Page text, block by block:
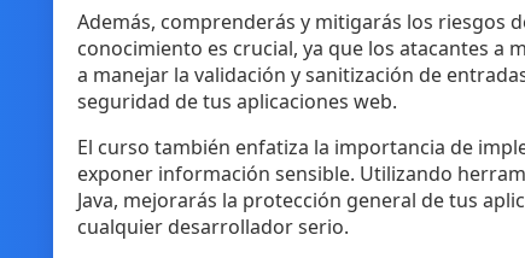
Además, comprenderás y mitigarás los riesgos
conocimiento es crucial, ya que los atacantes a
a manejar la validación y sanitización de
seguridad de tus aplicaciones web.
El curso también enfatiza la importancia de
exponer información sensible. Utilizando
Java, mejorarás la protección general de tus
cualquier desarrollador serio.